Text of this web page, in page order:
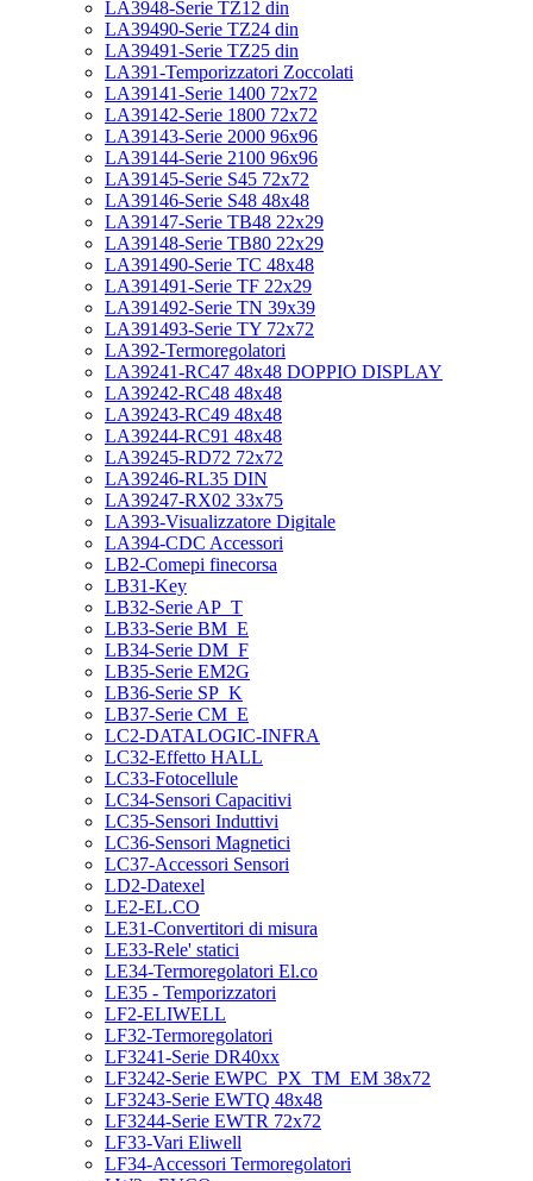
LA3948-Serie TZ12 din
LA39490-Serie TZ24 din
LA39491-Serie TZ25 din
LA391-Temporizzatori Zoccolati
LA39141-Serie 1400 72x72
LA39142-Serie 1800 72x72
LA39143-Serie 2000 96x96
LA39144-Serie 2100 96x96
LA39145-Serie S45 72x72
LA39146-Serie S48 48x48
LA39147-Serie TB48 22x29
LA39148-Serie TB80 22x29
LA391490-Serie TC 48x48
LA391491-Serie TF 22x29
LA391492-Serie TN 39x39
LA391493-Serie TY 72x72
LA392-Termoregolatori
LA39241-RC47 48x48 DOPPIO DISPLAY
LA39242-RC48 48x48
LA39243-RC49 48x48
LA39244-RC91 48x48
LA39245-RD72 72x72
LA39246-RL35 DIN
LA39247-RX02 33x75
LA393-Visualizzatore Digitale
LA394-CDC Accessori
LB2-Comepi finecorsa
LB31-Key
LB32-Serie AP_T
LB33-Serie BM_E
LB34-Serie DM_F
LB35-Serie EM2G
LB36-Serie SP_K
LB37-Serie CM_E
LC2-DATALOGIC-INFRA
LC32-Effetto HALL
LC33-Fotocellule
LC34-Sensori Capacitivi
LC35-Sensori Induttivi
LC36-Sensori Magnetici
LC37-Accessori Sensori
LD2-Datexel
LE2-EL.CO
LE31-Convertitori di misura
LE33-Rele' statici
LE34-Termoregolatori El.co
LE35 - Temporizzatori
LF2-ELIWELL
LF32-Termoregolatori
LF3241-Serie DR40xx
LF3242-Serie EWPC_PX_TM_EM 38x72
LF3243-Serie EWTQ 48x48
LF3244-Serie EWTR 72x72
LF33-Vari Eliwell
LF34-Accessori Termoregolatori